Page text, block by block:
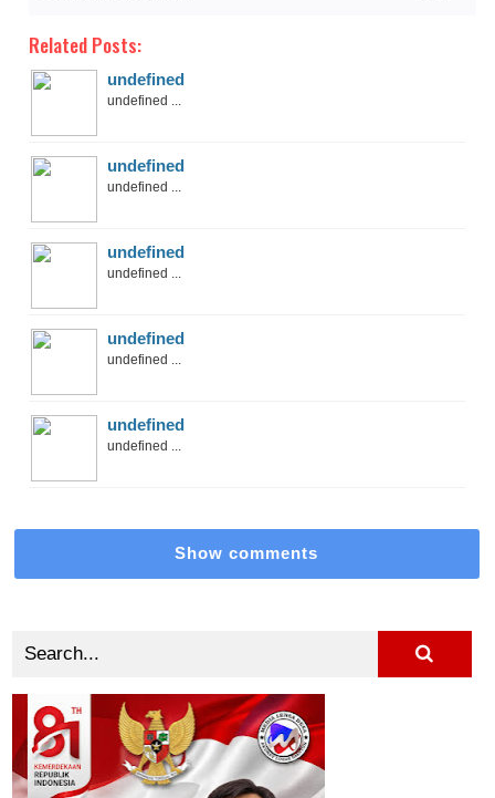
Related Posts:
undefined
undefined ...
undefined
undefined ...
undefined
undefined ...
undefined
undefined ...
undefined
undefined ...
Show comments